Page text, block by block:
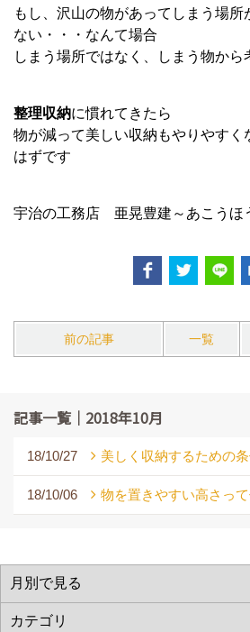
もし、沢山の物があってしまう場所
ない・・・なんて場合
しまう場所ではなく、しまう物から
整理収納に慣れてきたら
物が減って美しい収納もやりやすく
はずです
宇治の工務店 亜晃豊建～あこうほ
前の記事 一覧
記事一覧｜2018年10月
18/10/27 美しく収納するための
18/10/06 物を置きやすい高さっ